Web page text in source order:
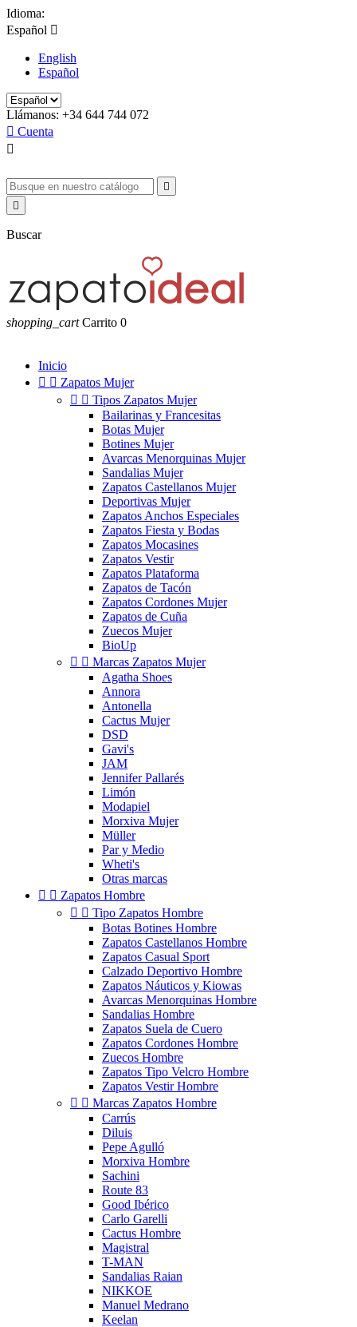
Idioma:
Español 
English
Español
Llámanos: +34 644 744 072
 Cuenta



Buscar
shopping_cart Carrito 0
Inicio
  Zapatos Mujer
  Tipos Zapatos Mujer
Bailarinas y Francesitas
Botas Mujer
Botines Mujer
Avarcas Menorquinas Mujer
Sandalias Mujer
Zapatos Castellanos Mujer
Deportivas Mujer
Zapatos Anchos Especiales
Zapatos Fiesta y Bodas
Zapatos Mocasines
Zapatos Vestir
Zapatos Plataforma
Zapatos de Tacón
Zapatos Cordones Mujer
Zapatos de Cuña
Zuecos Mujer
BioUp
  Marcas Zapatos Mujer
Agatha Shoes
Annora
Antonella
Cactus Mujer
DSD
Gavi's
JAM
Jennifer Pallarés
Limón
Modapiel
Morxiva Mujer
Müller
Par y Medio
Wheti's
Otras marcas
  Zapatos Hombre
  Tipo Zapatos Hombre
Botas Botines Hombre
Zapatos Castellanos Hombre
Zapatos Casual Sport
Calzado Deportivo Hombre
Zapatos Náuticos y Kiowas
Avarcas Menorquinas Hombre
Sandalias Hombre
Zapatos Suela de Cuero
Zapatos Cordones Hombre
Zuecos Hombre
Zapatos Tipo Velcro Hombre
Zapatos Vestir Hombre
  Marcas Zapatos Hombre
Carrús
Diluis
Pepe Agulló
Morxiva Hombre
Sachini
Route 83
Good Ibérico
Carlo Garelli
Cactus Hombre
Magistral
T-MAN
Sandalias Raian
NIKKOE
Manuel Medrano
Keelan